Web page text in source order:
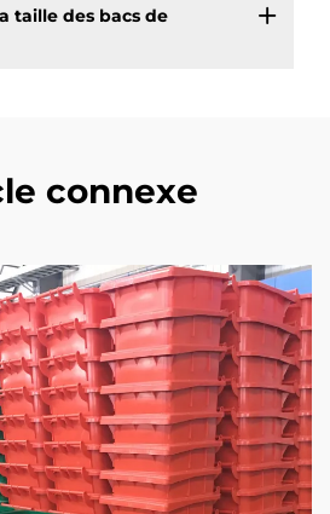
taille des bacs de
connexe